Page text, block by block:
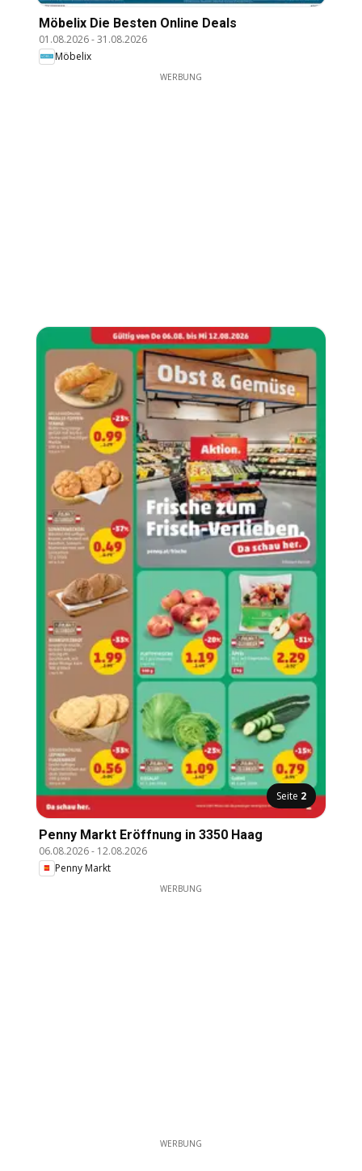
Möbelix Die Besten Online Deals
01.08.2026-31.08.2026
Möbelix
WERBUNG
Seite 2
Penny Markt Eröffnung in 3350 Haag
06.08.2026- 12.08.2026
Penny Markt
WERBUNG
WERBUNG